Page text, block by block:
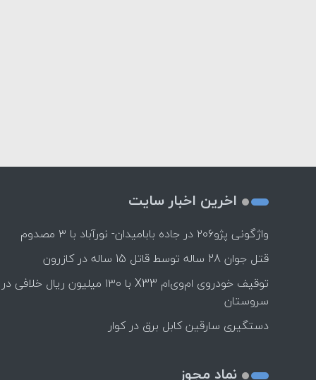
اخرین اخبار سایت
واژگونی پژو۲۰۶ در جاده بابامیدان- نورآباد با ۳ مصدوم
قتل جوان 28 ساله توسط قاتل 15 ساله در کازرون
توقیف خودروی ام‌وی‌ام X33 با ۱۳۰ میلیون ریال خلافی در
سروستان
دستگیری سارقین کابل برق در کوار
نماد مجوز